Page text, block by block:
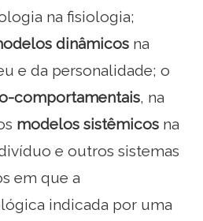
na fisiologia;
dinâmicos na
e da personalidade; o
comportamentais, na
modelos sistêmicos na
e outros sistemas
em que a
indicada por uma